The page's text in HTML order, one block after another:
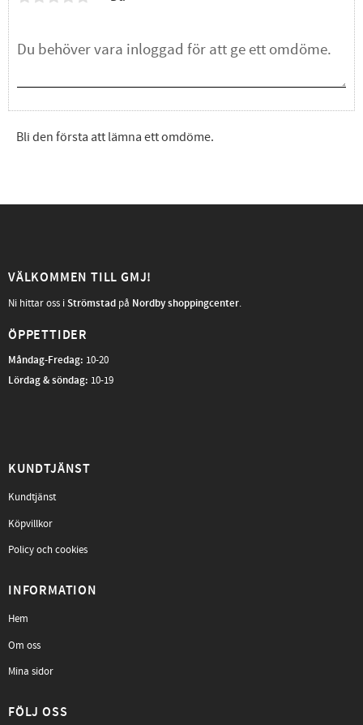
Bli den första att lämna ett omdöme.
VÄLKOMMEN TILL GMJ!
Ni hittar oss iStrömstad på Nordby shoppingcenter.
ÖPPETTIDER
Måndag-Fredag: 10-20
Lördag & söndag: 10-19
KUNDTJÄNST
Kundtjänst
Köpvillkor
Policy och cookies
INFORMATION
Hem
Om oss
Mina sidor
FÖLJ OSS